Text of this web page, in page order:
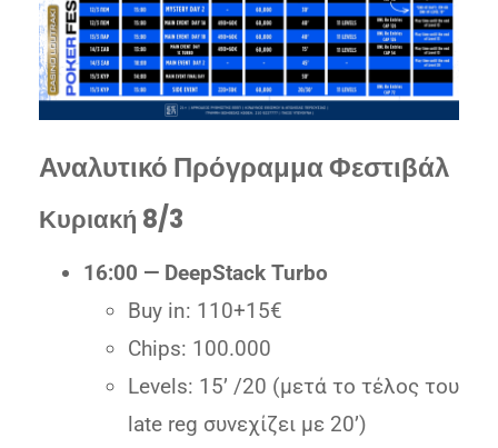
Αναλυτικό Πρόγραμμα Φεστιβάλ
Κυριακή 8/3
16:00 — DeepStack Turbo
Buy in: 110+15€
Chips: 100.000
Levels: 15’ /20 (μετά το τέλος του
late reg συνεχίζει με 20’)